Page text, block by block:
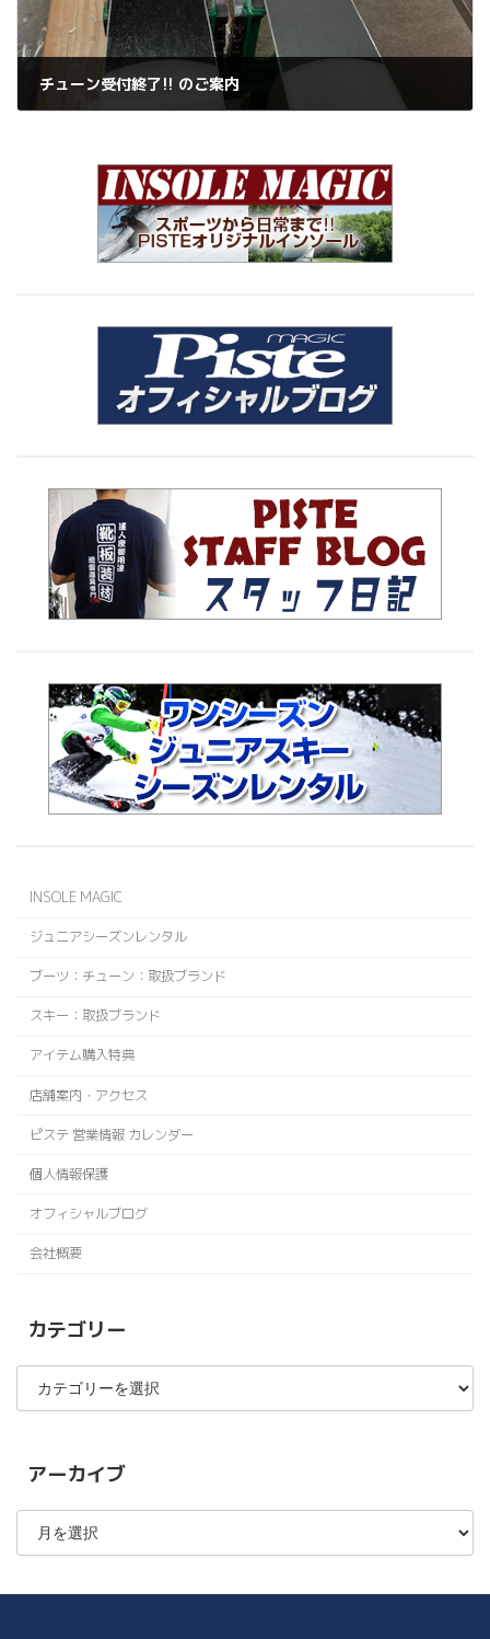
チューン受付終了!! のご案内
INSOLE MAGIC
ジュニアシーズンレンタル
ブーツ：チューン：取扱ブランド
スキー：取扱ブランド
アイテム購入特典
店舗案内・アクセス
ピステ 営業情報 カレンダー
個人情報保護
オフィシャルブログ
会社概要
カテゴリー
カ
ゴ
アーカイブ
ア
カ
ブ